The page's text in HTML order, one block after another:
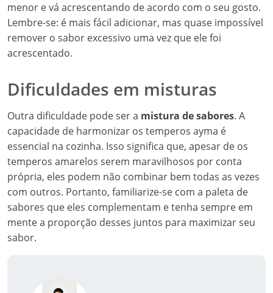
menor e vá acrescentando de acordo com o seu gosto.
Lembre-se: é mais fácil adicionar, mas quase impossível
remover o sabor excessivo uma vez que ele foi
acrescentado.
Dificuldades em misturas
Outra dificuldade pode ser a mistura de sabores. A
capacidade de harmonizar os temperos ayma é
essencial na cozinha. Isso significa que, apesar de os
temperos amarelos serem maravilhosos por conta
própria, eles podem não combinar bem todas as vezes
com outros. Portanto, familiarize-se com a paleta de
sabores que eles complementam e tenha sempre em
mente a proporção desses juntos para maximizar seu
sabor.